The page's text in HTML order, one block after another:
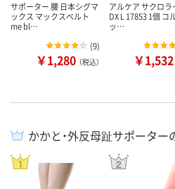
サポーター 腰 日本シグマ
ックス マックスベルト
me bl…
(9)
￥1,280 （税込）
アルケア サクロラ
DX L 17853 1個 コ
ッ…
￥1,532
かかと・外反母趾サポータ